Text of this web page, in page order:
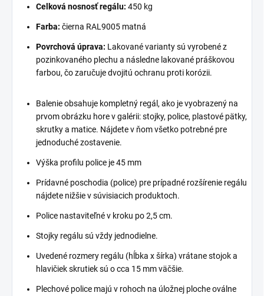
Celková nosnosť regálu: 450 kg
Farba: čierna RAL9005 matná
Povrchová úprava: Lakované varianty sú vyrobené z
pozinkovaného plechu a následne lakované práškovou
farbou, čo zaručuje dvojitú ochranu proti korózii.
Balenie obsahuje kompletný regál, ako je vyobrazený na
prvom obrázku hore v galérii: stojky, police, plastové pätky,
skrutky a matice. Nájdete v ňom všetko potrebné pre
jednoduché zostavenie.
Výška profilu police je 45 mm
Prídavné poschodia (police) pre prípadné rozšírenie regálu
nájdete nižšie v súvisiacich produktoch.
Police nastaviteľné v kroku po 2,5 cm.
Stojky regálu sú vždy jednodielne.
Uvedené rozmery regálu (hĺbka x šírka) vrátane stojok a
hlavičiek skrutiek sú o cca 15 mm väčšie.
Plechové police majú v rohoch na úložnej ploche oválne